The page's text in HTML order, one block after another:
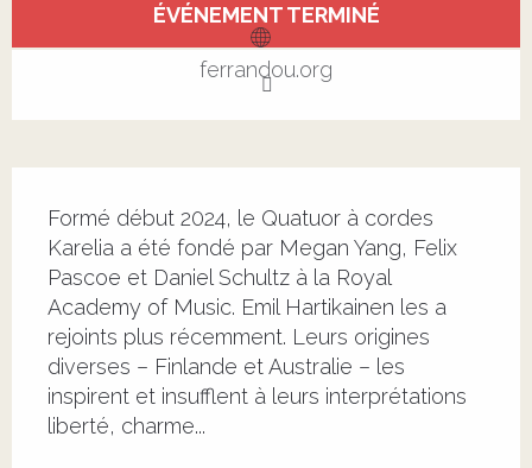
ÉVÉNEMENT TERMINÉ
ferrandou.org
Formé début 2024, le Quatuor à cordes
Karelia a été fondé par Megan Yang, Felix
Pascoe et Daniel Schultz à la Royal
Academy of Music. Emil Hartikainen les a
rejoints plus récemment. Leurs origines
diverses – Finlande et Australie – les
inspirent et insufflent à leurs interprétations
liberté, charme...